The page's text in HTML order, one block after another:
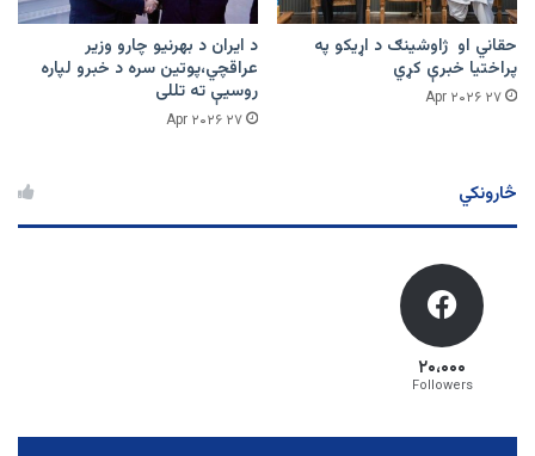
حقاني او ژاوشینګ د اړیکو په
پراختیا خبرې کړي
۲۷ Apr ۲۰۲۶
د ایران د بهرنیو چارو وزیر
عراقچي،پوتین سره د خبرو لپاره
روسیې ته تللی
۲۷ Apr ۲۰۲۶
څارونکي
۲۰،۰۰۰
Followers